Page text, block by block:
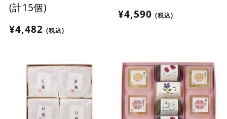
(計15個)
¥4,482 (税込)
¥4,590 (税込)